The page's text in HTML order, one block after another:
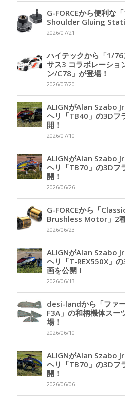
G-FORCEから便利な
Shoulder Gluing
2026/07/21
ハイテックから「1/
サス3 コラボレーショ
ン/C78」が登場！
2026/07/20
ALIGNがAlan Szabo
ヘリ「TB40」の3Dフ
開！
2026/07/10
ALIGNがAlan Szabo
ヘリ「TB70」の3Dフ
開！
2026/06/26
G-FORCEから「
Brushless Motor」2
2026/06/23
ALIGNがAlan Szabo
ヘリ「T-REX550X」
画を公開！
2026/06/13
desi-landから「ファ
F3A」の和柄機体スー
場！
2026/06/10
ALIGNがAlan Szabo
ヘリ「TB70」の3Dフ
開！
2026/06/06